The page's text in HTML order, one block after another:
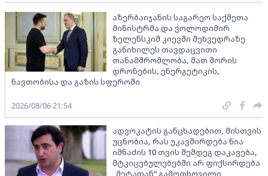
აზერბაიჯანის საგარეო საქმეთა
მინისტრმა და ვოლოდიმირ
ზელენსკიმ კიევში შეხვედრაზე
განიხილეს თავდაცვითი
თანამშრომლობა, მათ შორის
დრონების, ენერგეტიკის,
ნავთობისა და გაზის სფეროში
2026/08/06 21:54
ადვოკატის განცხადებით, მისთვის
უცნობია, რას უკავშირდება ნია
იმნაძის 10 თვის შემდეგ დაკავება,
მტკიცებულებებში არ ფიქსირდება
„მეტადან“ გამოთხოვილი